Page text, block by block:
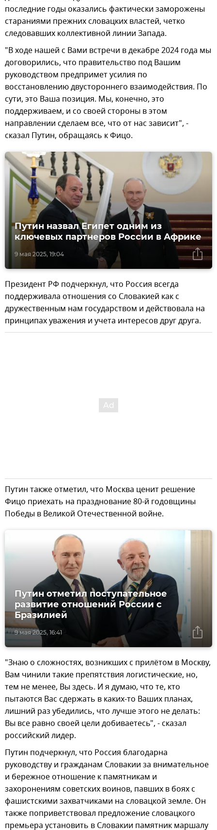
последние годы оказались фактически заморожены
стараниями прежних словацких властей, четко
следовавших коллективной линии Запада.
"В ходе нашей с Вами встречи в декабре 2024 года мы
договорились, что правительство под Вашим
руководством предпримет усилия по
восстановлению двустороннего взаимодействия. По
сути, это Ваша позиция. Мы, конечно, это
поддерживаем, и со своей стороны в этом
направлении сделаем все, что от нас зависит", -
сказал Путин, обращаясь к Фицо.
9 мая 2025, 19:04
Путин назвал Египет одним из
ключевых партнеров России в Африке
Президент РФ подчеркнул, что Россия всегда
поддерживала отношения со Словакией как с
дружественным нам государством и действовала на
принципах уважения и учета интересов друг друга.
Путин также отметил, что Москва ценит решение
Фицо приехать на празднование 80-й годовщины
Победы в Великой Отечественной войне.
9 мая 2025, 16:41
Путин отметил поступательное
развитие отношений России с
Бразилией
"Знаю о сложностях, возникших с прилётом в Москву,
Вам чинили такие препятствия логистические, но,
тем не менее, Вы здесь. И я думаю, что те, кто
пытаются Вас сдержать в каких-то Ваших планах,
лишний раз убедились, что лучше этого не делать:
Вы все равно своей цели добиваетесь", - сказал
российский лидер.
Путин подчеркнул, что Россия благодарна
руководству и гражданам Словакии за внимательное
и бережное отношение к памятникам и
захоронениям советских воинов, павших в боях с
фашистскими захватчиками на словацкой земле. Он
также поприветствовал предложение словацкого
премьера установить в Словакии памятник маршалу